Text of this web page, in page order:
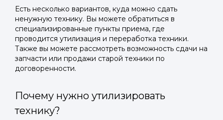
Есть несколько вариантов, куда можно сдать
ненужную технику. Вы можете обратиться в
специализированные пункты приема, где
проводится утилизация и переработка техники.
Также вы можете рассмотреть возможность сдачи на
запчасти или продажи старой техники по
договоренности.
Почему нужно утилизировать
технику?